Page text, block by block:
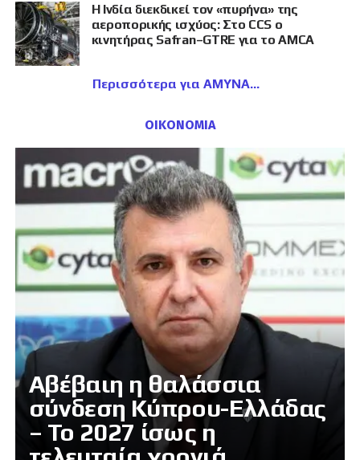
Η Ινδία διεκδικεί τον «πυρήνα» της
αεροπορικής ισχύος: Στο CCS ο
κινητήρας Safran–GTRE για το AMCA
Περισσότερα για ΑΜΥΝΑ
ΟΙΚΟΝΟΜΙΑ
Αβέβαιη η θαλάσσια
σύνδεση Κύπρου-Ελλάδας
– Το 2027 ίσως η